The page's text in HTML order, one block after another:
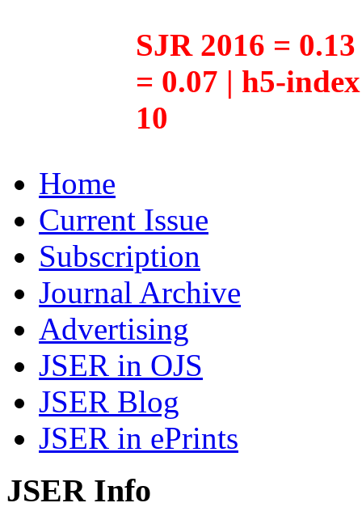
SJR 2016 =
= 0.07 | h5-
10
Home
Current Issue
Subscription
Journal Archive
Advertising
JSER in OJS
JSER Blog
JSER in ePrints
JSER Info